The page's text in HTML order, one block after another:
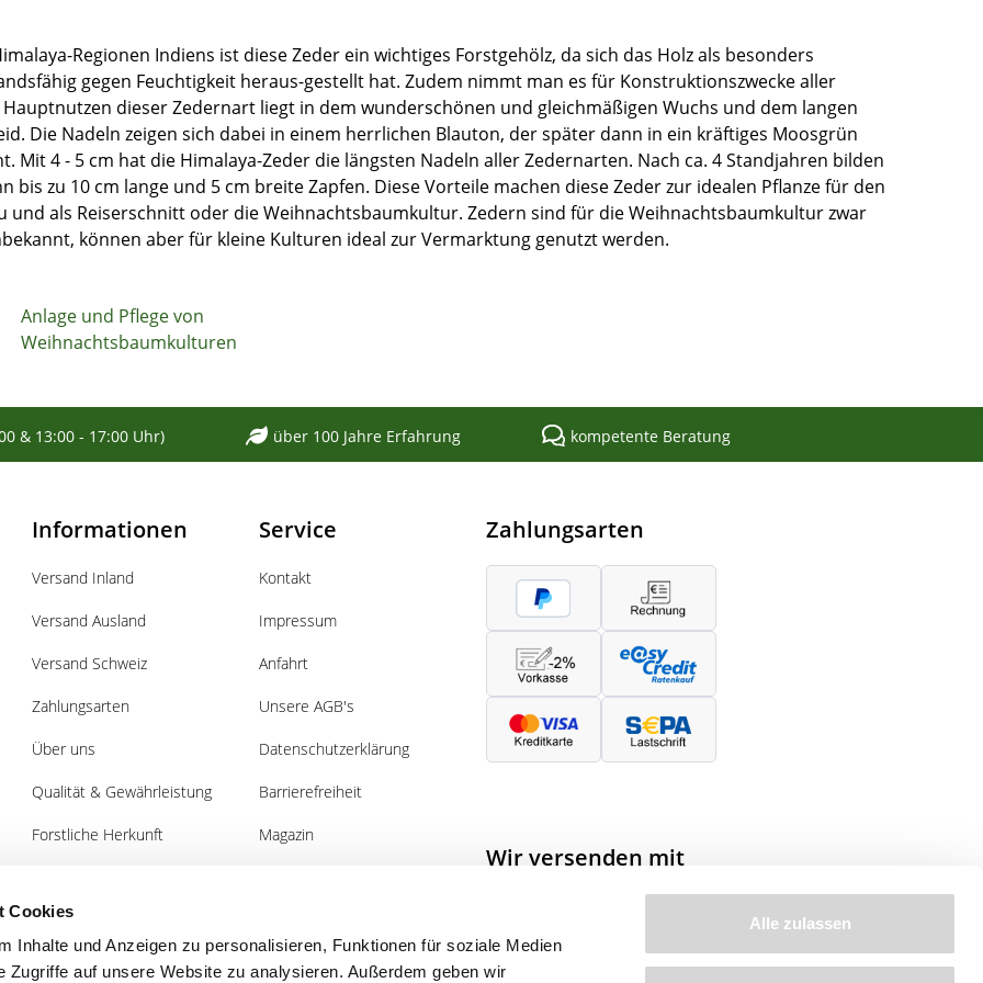
Cookies
Inhalte und Anzeigen zu personalisieren, Funktionen für soziale Medien
Zugriffe auf unsere Website zu analysieren. Außerdem geben wir
Alle zulassen
Regionen Indiens ist diese Zeder ein wichtiges Forstgehölz, da sich das Holz als besonders
gegen Feuchtigkeit heraus-gestellt hat. Zudem nimmt man es für Konstruktionszwecke aller
dieser Zedernart liegt in dem wunderschönen und gleichmäßigen Wuchs und dem langen
Die Nadeln zeigen sich dabei in einem herrlichen Blauton, der später dann in ein kräftiges Moosgrün
Mit 4 - 5 cm hat die Himalaya-Zeder die längsten Nadeln aller Zedernarten. Nach ca. 4 Standjahren bilden
bis zu 10 cm lange und 5 cm breite Zapfen. Diese Vorteile machen diese Zeder zur idealen Pflanze für den
und als Reiserschnitt oder die Weihnachtsbaumkultur. Zedern sind für die Weihnachtsbaumkultur zwar
können aber für kleine Kulturen ideal zur Vermarktung genutzt werden.
Anlage und Pflege von
Weihnachtsbaumkulturen
& 13:00 - 17:00 Uhr) über 100 Jahre Erfahrung kompetente Beratung
Informationen
Versand Inland
Versand Ausland
Versand Schweiz
Zahlungsarten
Über uns
Qualität & Gewährleistung
Forstliche Herkunft
Forst
Service
Kontakt
Impressum
Anfahrt
Unsere AGB's
Datenschutzerklärung
Barrierefreiheit
Magazin
Zahlungsarten
Wir versenden mit